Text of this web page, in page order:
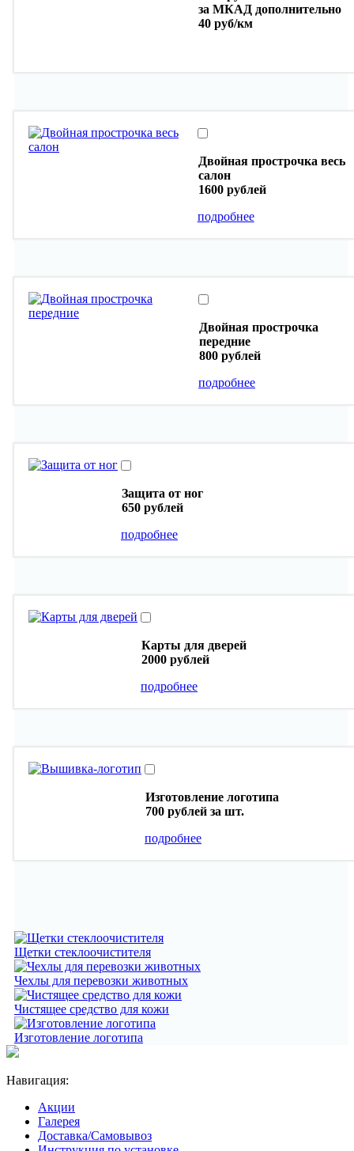
за МКАД дополнительно
40 руб/км
Двойная прострочка весь
салон
1600 рублей
подробнее
Двойная прострочка
передние
800 рублей
подробнее
Защита от ног
650 рублей
подробнее
Карты для дверей
2000 рублей
подробнее
Изготовление логотипа
700 рублей за шт.
подробнее
Щетки стеклоочистителя
Чехлы для перевозки животных
Чистящее средство для кожи
Изготовление логотипа
Навигация:
Акции
Галерея
Доставка/Самовывоз